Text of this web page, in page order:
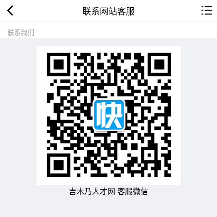
联系网站客服
联系我们
吉木乃人才网 客服微信